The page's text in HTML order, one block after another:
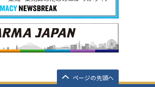
ページの先頭へ